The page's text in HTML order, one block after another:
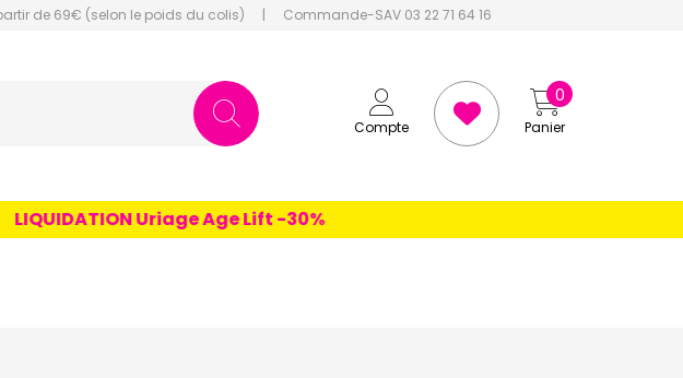
de 69€ (selon le poids du colis) | Commande-SAV 03 22 71 64 16
Compte Panier
0
Uriage Age Lift -30%